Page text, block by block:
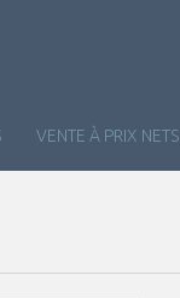
VENTE À PRIX NETS